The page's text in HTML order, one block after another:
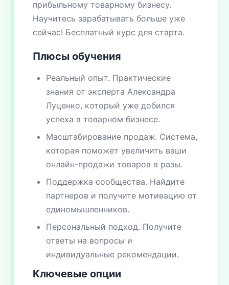
прибыльному товарному бизнесу.
Научитесь зарабатывать больше уже
сейчас! Бесплатный курс для старта.
Плюсы обучения
Реальный опыт. Практические
знания от эксперта Александра
Луценко, который уже добился
успеха в товарном бизнесе.
Масштабирование продаж. Система,
которая поможет увеличить ваши
онлайн-продажи товаров в разы.
Поддержка сообщества. Найдите
партнеров и получите мотивацию от
единомышленников.
Персональный подход. Получите
ответы на вопросы и
индивидуальные рекомендации.
Ключевые опции